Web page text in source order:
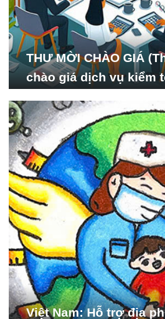
THƯ MỜI CHÀO GIÁ
chào giá dịch vụ kiểm
Nghiên cứu Phát triển
hội_ISDS)
Việt Nam: Hỗ trợ địa